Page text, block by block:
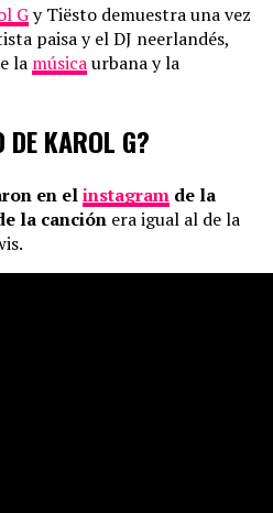
Gy Tiësto demuestra una vez
paisa y el DJ neerlandés,
la músicaurbana y la
KAROL G?
en elinstagram de la
la canción era igual al de la